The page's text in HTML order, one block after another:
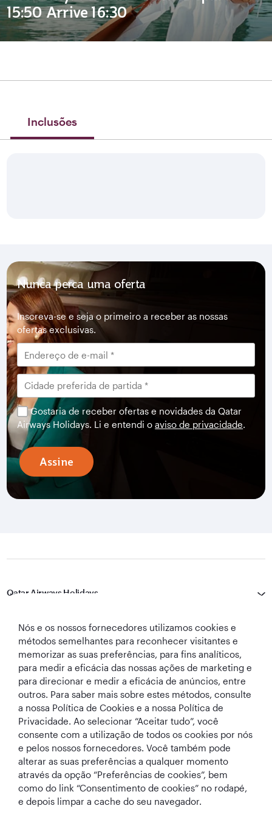
15:50 Arrive 16:30
Inclusões
Nunca perca uma oferta
Inscreva-se e seja o primeiro a receber as nossas
ofertas exclusivas.
Gostaria de receber ofertas e novidades da Qatar
Airways Holidays. Li e entendi oaviso de privacidade.
Assine
Qatar Airways Holidays
World's Best
Airline
Melhor Classe
Executiva do
Mundo
Melhor Lounge
de Classe
Executiva do
A Melhor
Companhia Aérea
no Oriente Médio
Nós e os nossos fornecedores utilizamos cookies e
métodos semelhantes para reconhecer visitantes e
memorizar as suas preferências, para fins analíticos,
para medir a eficácia das nossas ações de marketing e
para direcionar e medir a eficácia de anúncios, entre
outros. Para saber mais sobre estes métodos, consulte
a nossa Política de Cookies e a nossa Política de
Privacidade. Ao selecionar “Aceitar tudo”, você
consente com a utilização de todos os cookies por nós
e pelos nossos fornecedores. Você também pode
alterar as suas preferências a qualquer momento
através da opção “Preferências de cookies”, bem
como do link “Consentimento de cookies” no rodapé,
e depois limpar a cache do seu navegador.